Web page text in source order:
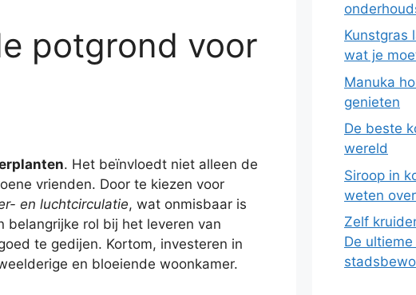
potgrond voor
. Het beïnvloedt niet alleen de
vrienden. Door te kiezen voor
en luchtcirculatie, wat onmisbaar is
rol bij het leveren van
te gedijen. Kortom, investeren in
en bloeiende woonkamer.
Kunstgras
wat je
Manuka
genieten
De beste
wereld
Siroop in
weten
Zelf
De